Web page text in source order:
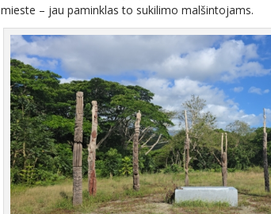
mieste – jau paminklas to sukilimo malšintojams.